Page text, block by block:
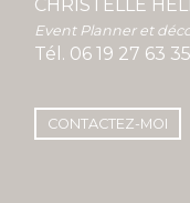
CHRISTELLE
Event Planner et
Tél. 06 19 27 63 35
CONTACTEZ-MOI